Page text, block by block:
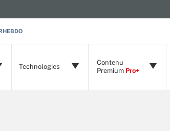
Technologies
Contenu
Premium Pro+